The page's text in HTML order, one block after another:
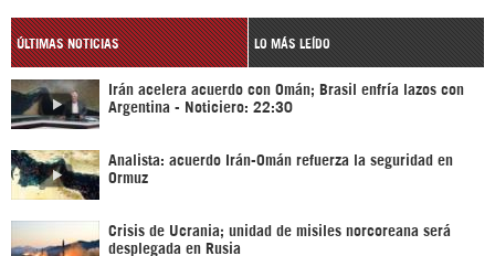
ÚLTIMAS NOTICIAS LO MÁS LEÍDO
Irán acelera acuerdo con Omán; Brasil enfría lazos con
Argentina - Noticiero: 22:30
Analista: acuerdo Irán-Omán refuerza la seguridad en
Ormuz
Crisis de Ucrania; unidad de misiles norcoreana será
desplegada en Rusia